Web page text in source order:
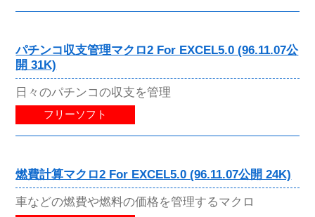
パチンコ収支管理マクロ2 For EXCEL5.0 (96.11.07公
開 31K)
日々のパチンコの収支を管理
フリーソフト
燃費計算マクロ2 For EXCEL5.0 (96.11.07公開 24K)
車などの燃費や燃料の価格を管理するマクロ